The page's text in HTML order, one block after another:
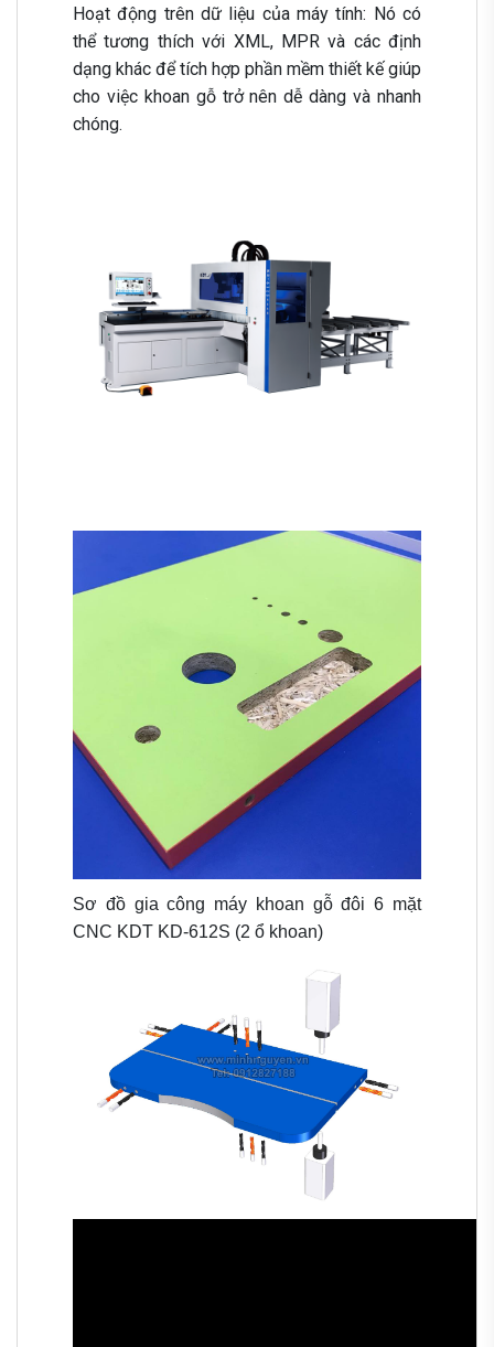
Hoạt động trên dữ liệu của máy tính: Nó có
thể tương thích với XML, MPR và các định
dạng khác để tích hợp phần mềm thiết kế giúp
cho việc khoan gỗ trở nên dễ dàng và nhanh
chóng.
Sơ đồ gia công máy khoan gỗ đôi 6 mặt
CNC KDT KD-612S (2 ổ khoan)